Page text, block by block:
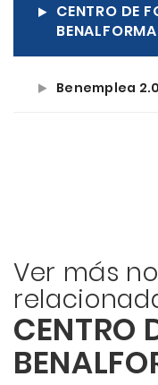
CENTRO DE
BENALFORMA
Benemplea 2.0
Ver más
CENTRO